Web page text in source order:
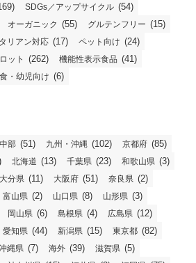
SDGs／アップサイクル (54)
オーガニック (55) グルテンフリー (15)
リアン対応 (17) ペット向け (24)
ット (262) 機能性表示食品 (41)
・幼児向け (6)
中部 (51) 九州・沖縄 (102) 京都府 (85)
北海道 (13) 千葉県 (23) 和歌山県 (3)
大分県 (11) 大阪府 (51) 奈良県 (2)
富山県 (2) 山口県 (8) 山形県 (3)
岡山県 (6) 島根県 (4) 広島県 (12)
愛知県 (44) 新潟県 (15) 東京都 (82)
縄県 (7) 海外 (39) 滋賀県 (5)